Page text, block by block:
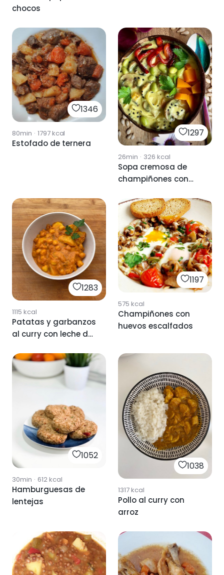
chocos
1346
80min · 1797kcal
Estofado de ternera
1297
26min · 326 kcal
Sopa cremosa de
champiñones con
cúrcuma
1283
1115 kcal
Patatas y garbanzos
al curry con leche de
1197
575 kcal
Champiñones con
huevos escalfados
1052
30min · 612kcal
Hamburguesas de
lentejas
1038
1317kcal
Pollo al curry con
arroz